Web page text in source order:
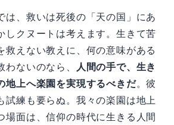
は、救いは死後の「天の国」にあ
しクヌートは考えます。生きて苦
救えない教えに、何の意味がある
わないのなら、
人間の手で、生き
地上へ楽園を実現するべきだ。彼
試練も要らぬ。我々の楽園は地上
場面は、信仰の時代に生きる人間